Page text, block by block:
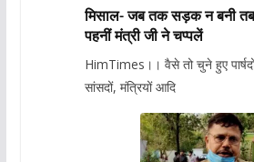
मिसाल- जब तक सड़क न बनी
पहनीं मंत्री जी ने चप्पलें
HimTimes।। वैसे तो चुने हुए
सांसदों, मंत्रियों आदि